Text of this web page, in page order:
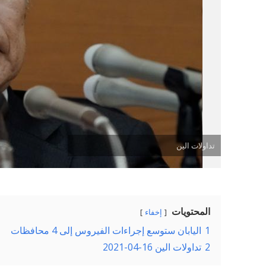
تداولات الين
المحتويات إخفاء
1 اليابان ستوسع إجراءات الفيروس إلى 4 محافظات
2 تداولات الين 16-04-2021